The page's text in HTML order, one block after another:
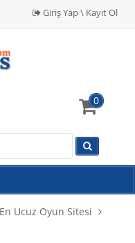
Giriş Yap \ Kayıt Ol
0
Ucuz Oyun Sitesi